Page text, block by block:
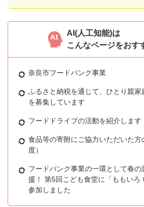
AI(人工知能)は
こんなページをおす
奈良市フードバンク事業
ふるさと納税を通じて、ひとり親
を募集しています
フードドライブの活動を紹介します
食品等の寄附にご協力いただいた方
度）
フードバンク事業の一環として春
援！ 第5回こども食堂に「ももいろ
参加しました